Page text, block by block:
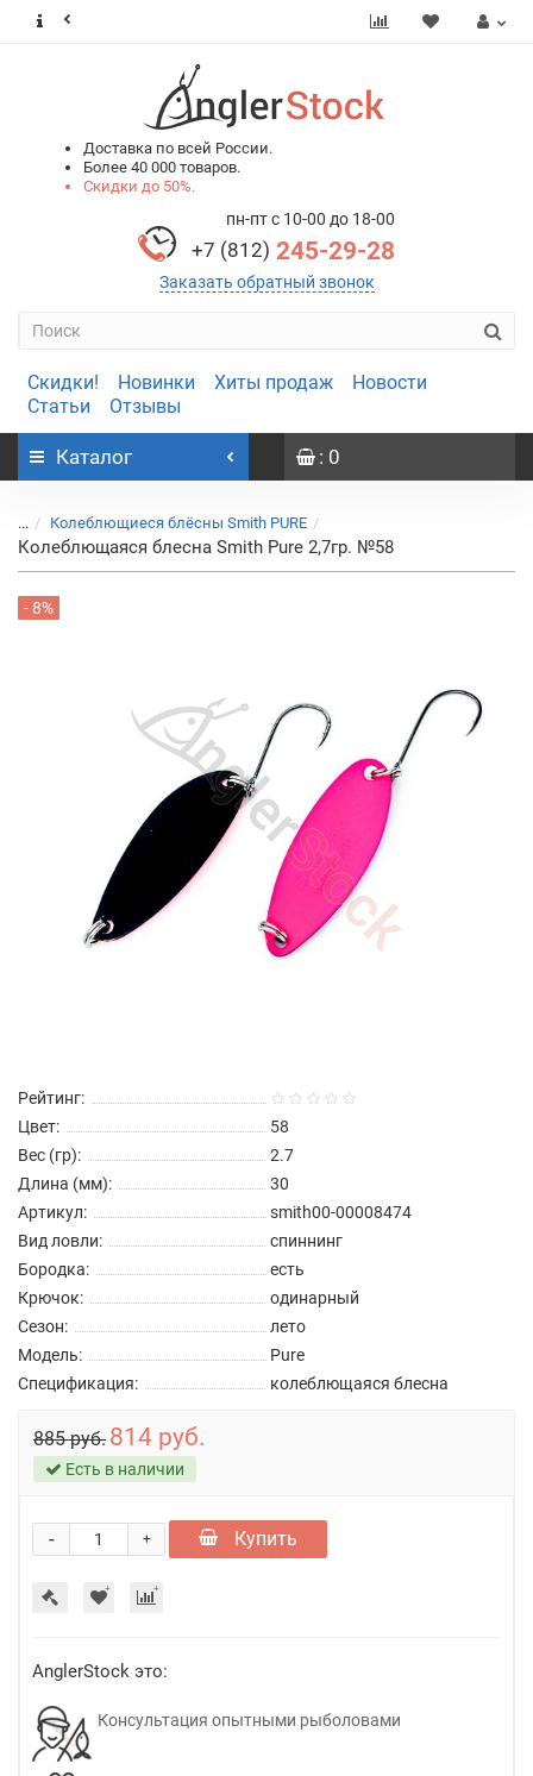
Доставка по всей России.
Более 40 000 товаров.
Скидки до 50%.
пн-пт с 10-00 до 18-00
+7 (812) 245-29-28
Заказать обратный звонок
Скидки! Новинки Хиты продаж
Новости
Статьи
Отзывы
Каталог : 0
... Колеблющиеся блёсны Smith PURE
Колеблющаяся блесна Smith Pure 2,7гр. №58
- 8%
Рейтинг:
Цвет:
58
Вес (гр):
2.7
Длина (мм):
30
Артикул:
smith00-00008474
Вид ловли:
спиннинг
Бородка:
есть
Крючок:
одинарный
Сезон:
лето
Модель:
Pure
Спецификация:
колеблющаяся блесна
885 руб. 814 руб.
Есть в наличии
+
- Купить
AnglerStock это:
Консультация опытными рыболовами